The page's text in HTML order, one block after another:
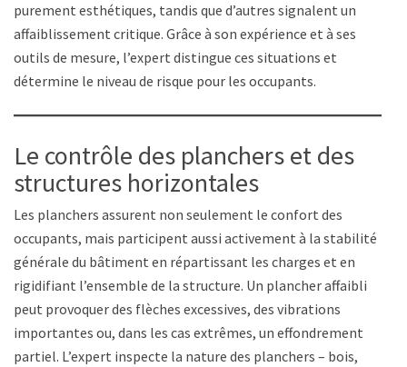
purement esthétiques, tandis que d’autres signalent un
affaiblissement critique. Grâce à son expérience et à ses
outils de mesure, l’expert distingue ces situations et
détermine le niveau de risque pour les occupants.
Le contrôle des planchers et des
structures horizontales
Les planchers assurent non seulement le confort des
occupants, mais participent aussi activement à la stabilité
générale du bâtiment en répartissant les charges et en
rigidifiant l’ensemble de la structure. Un plancher affaibli
peut provoquer des flèches excessives, des vibrations
importantes ou, dans les cas extrêmes, un effondrement
partiel. L’expert inspecte la nature des planchers – bois,